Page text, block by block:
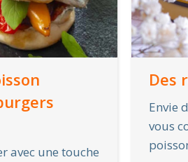
avec une touche
Des
Envie
vous